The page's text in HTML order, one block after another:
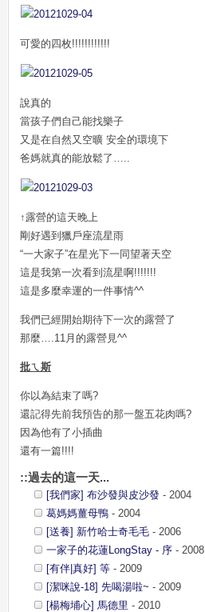
可愛的四枚!!!!!!!!!!!!
說真的
當孩子們自己能找樂子
又是在自然又空曠 安全的環境下
爸媽就真的能放鬆了…..
↑露營的這天晚上
剛好遇到獵戶座流星雨
“一大家子”在星光下一同望著天空
這是我第一次看到流星啊!!!!!!!
這是多麼幸運的一件事情^^
我們已經開始期待下一次的露營了
那麼….11月的露營見^^
批ㄟ斯
你以為結束了嗎?
還記得先前我預告的那一盤五花肉嗎?
因為他有了小插曲
還有一篇!!!!
::過去的這一天...
[我們家] 布沙發與皮沙發 - 2004
葛媽媽薑母鴨 - 2004
[送養] 新竹哈士奇毛毛 - 2006
一家子的花蓮LongStay - 序 - 2008
[有伴|真好] 等 - 2009
[潔咪說-18] 先喝湯啦~ - 2009
[楊梅埔心] 馬德里 - 2010